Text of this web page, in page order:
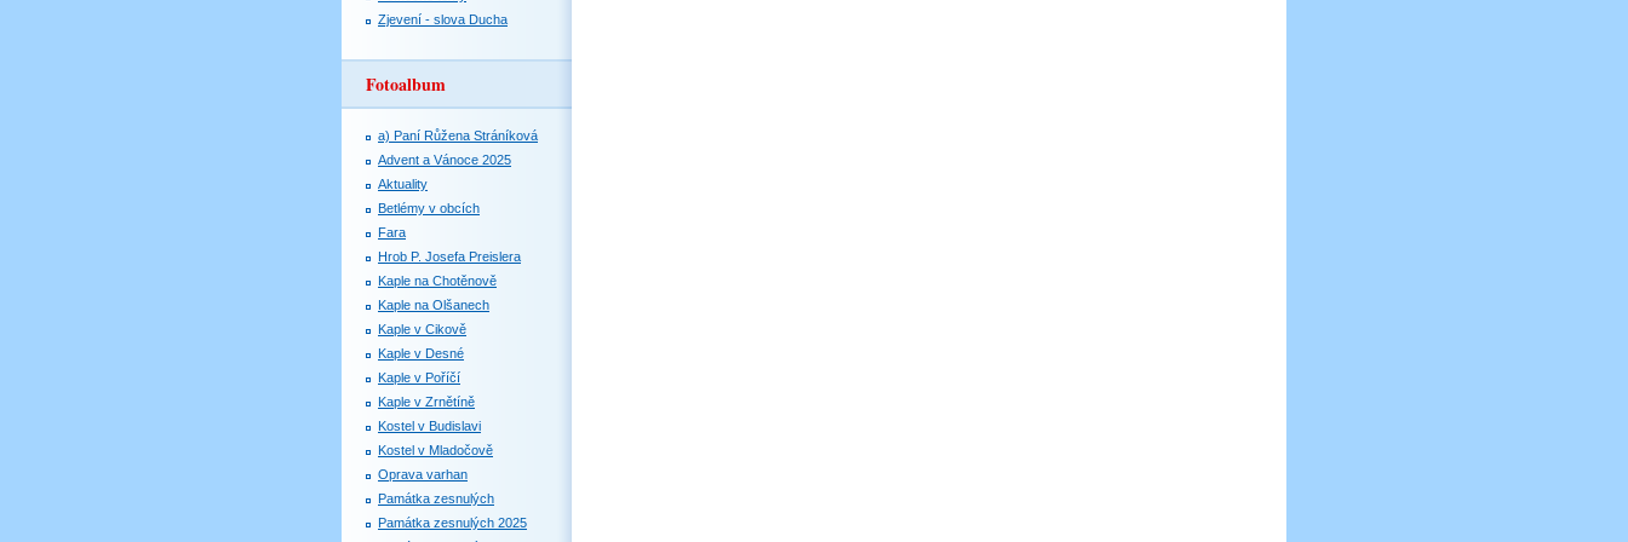
Zjevení - slova Ducha
Fotoalbum
a) Paní Růžena Stráníková
Advent a Vánoce 2025
Aktuality
Betlémy v obcích
Fara
Hrob P. Josefa Preislera
Kaple na Chotěnově
Kaple na Olšanech
Kaple v Cikově
Kaple v Desné
Kaple v Poříčí
Kaple v Zrnětíně
Kostel v Budislavi
Kostel v Mladočově
Oprava varhan
Památka zesnulých
Památka zesnulých 2025